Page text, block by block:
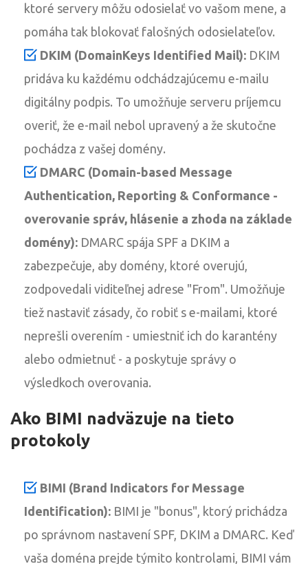
ktoré servery môžu odosielať vo vašom mene, a
pomáha tak blokovať falošných odosielateľov.
DKIM (DomainKeys Identified Mail): DKIM
pridáva ku každému odchádzajúcemu e-mailu
digitálny podpis. To umožňuje serveru príjemcu
overiť, že e-mail nebol upravený a že skutočne
pochádza z vašej domény.
DMARC (Domain-based Message
Authentication, Reporting & Conformance -
overovanie správ, hlásenie a zhoda na základe
domény): DMARC spája SPF a DKIM a
zabezpečuje, aby domény, ktoré overujú,
zodpovedali viditeľnej adrese "From". Umožňuje
tiež nastaviť zásady, čo robiť s e-mailami, ktoré
neprešli overením - umiestniť ich do karantény
alebo odmietnuť - a poskytuje správy o
výsledkoch overovania.
Ako BIMI nadväzuje na tieto
protokoly
BIMI (Brand Indicators for Message
Identification): BIMI je "bonus", ktorý prichádza
po správnom nastavení SPF, DKIM a DMARC. Keď
vaša doména prejde týmito kontrolami, BIMI vám